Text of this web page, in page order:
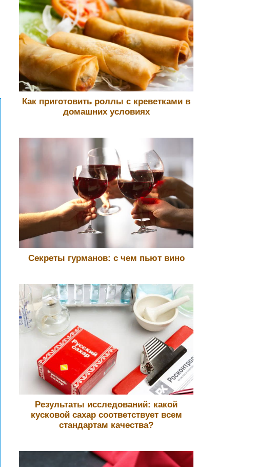
Как приготовить роллы с креветками в
домашних условиях
Секреты гурманов: с чем пьют вино
Результаты исследований: какой
кусковой сахар соответствует всем
стандартам качества?